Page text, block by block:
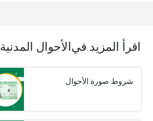
اقرأ المزيد في الأحوال المدنية
شروط صورة الأحوال